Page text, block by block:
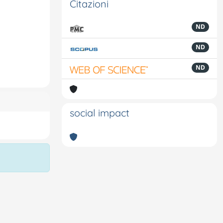
Citazioni
ND
ND
ND
social impact